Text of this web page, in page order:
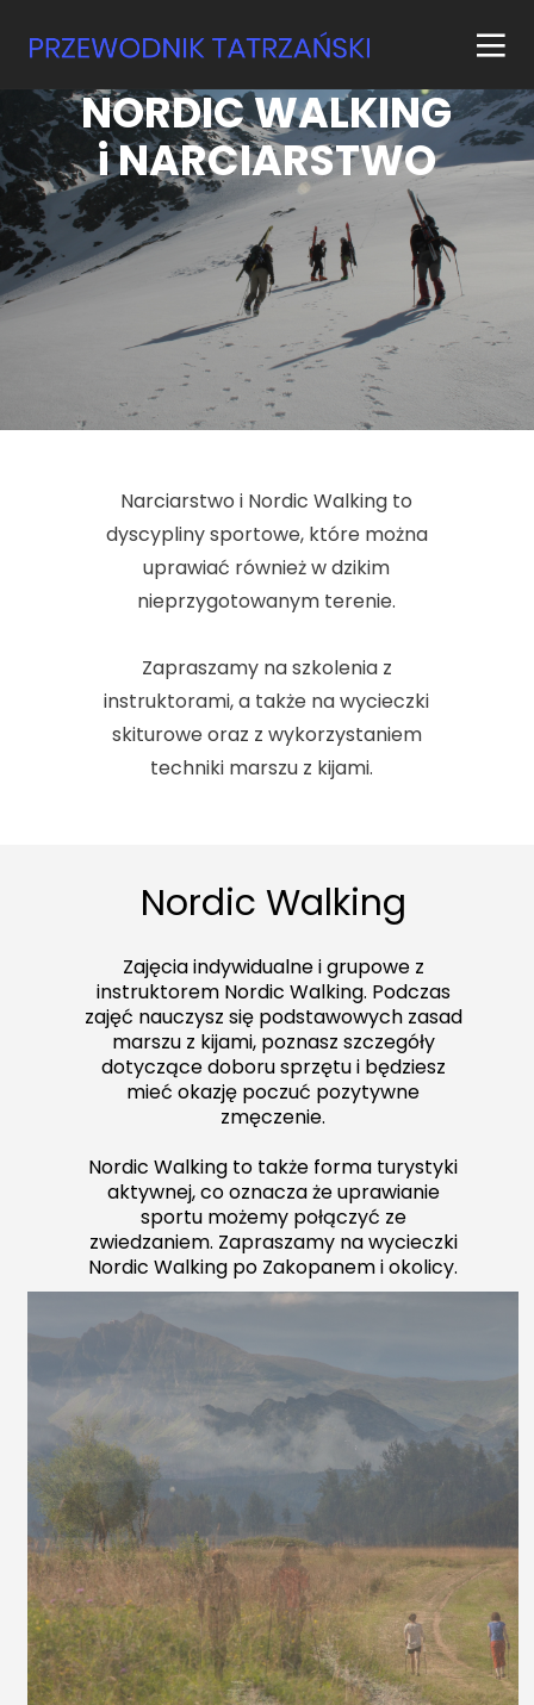
NORDIC WALKING
i NARCIARSTWO
Narciarstwo i Nordic Walking to
dyscypliny sportowe, które można
uprawiać również w dzikim
nieprzygotowanym terenie.
Zapraszamy na szkolenia z
instruktorami, a także na wycieczki
skiturowe oraz z wykorzystaniem
techniki marszu z kijami.
Nordic Walking
Zajęcia indywidualne i grupowe z
instruktorem Nordic Walking. Podczas
zajęć nauczysz się podstawowych zasad
marszu z kijami, poznasz szczegóły
dotyczące doboru sprzętu i będziesz
mieć okazję poczuć pozytywne
zmęczenie.
Nordic Walking to także forma turystyki
aktywnej, co oznacza że uprawianie
sportu możemy połączyć ze
zwiedzaniem. Zapraszamy na wycieczki
Nordic Walking po Zakopanem i okolicy.